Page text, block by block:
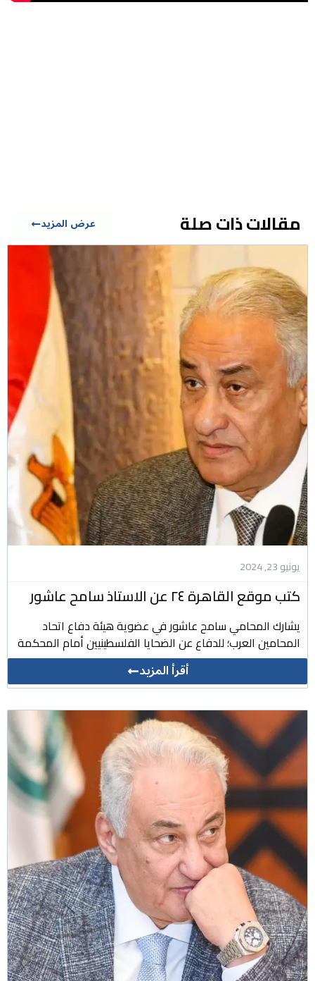
مقالات ذات صلة عرض المزيد
يونيو 23, 2024
كتب موقع القاهرة ٢٤ عن الاستاذ سامح عاشور
يشارك المحامي سامح عاشور في عضوية هيئة دفاع اتحاد
المحامين العرب؛ للدفاع عن الضحايا الفلسطينيين أمام المحكمة
أقرأ المزيد